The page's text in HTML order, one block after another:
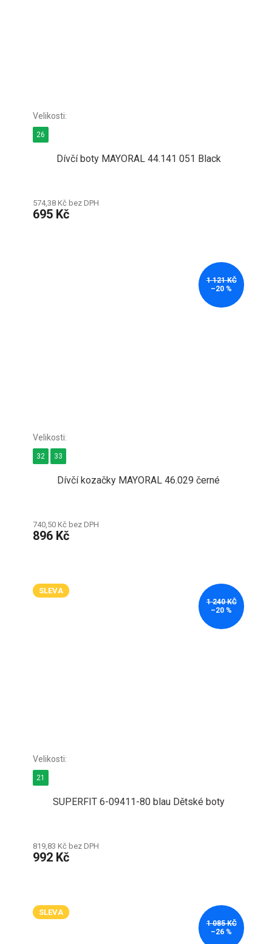
Dívčí boty MAYORAL 44.141 051 Black
574,38 Kč bez DPH
695 Kč
26
1 121 KČ
–20 %
Dívčí kozačky MAYORAL 46.029 černé
740,50 Kč bez DPH
896 Kč
32 33
SLEVA
1 240 KČ
–20 %
SUPERFIT 6-09411-80 blau Dětské boty
819,83 Kč bez DPH
992 Kč
21
SLEVA
1 085 KČ
–26 %